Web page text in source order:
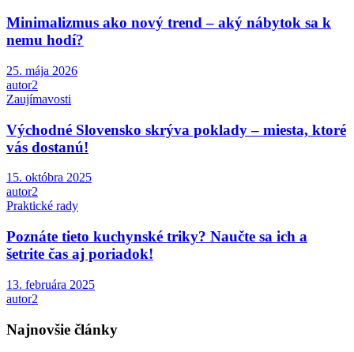
Minimalizmus ako nový trend – aký nábytok sa k
nemu hodí?
25. mája 2026
autor2
Zaujímavosti
Východné Slovensko skrýva poklady – miesta, ktoré
vás dostanú!
15. októbra 2025
autor2
Praktické rady
Poznáte tieto kuchynské triky? Naučte sa ich a
šetrite čas aj poriadok!
13. februára 2025
autor2
Najnovšie články